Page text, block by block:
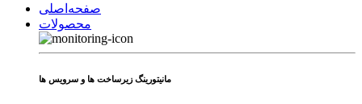
صفحه‌اصلی
محصولات
مانیتورینگ زیرساخت ها و سرویس ها